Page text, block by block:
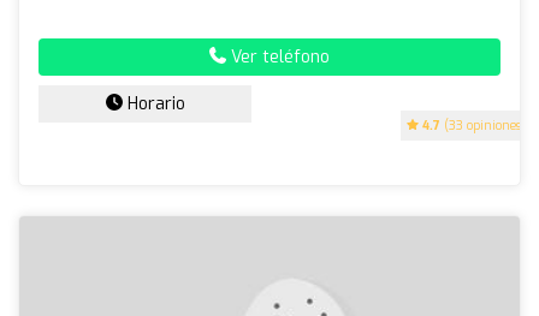
4.7 (33 opiniones)
Ver teléfono
Horario